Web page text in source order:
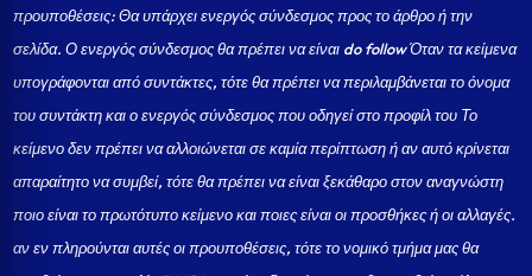
προυποθέσεις: Θα υπάρχει ενεργός σύνδεσμος προς το άρθρο ή την
σελίδα.Ο ενεργός σύνδεσμος θα πρέπει να είναι do follow Όταν τα κείμενα
υπογράφονται από συντάκτες, τότε θα πρέπει να περιλαμβάνεται το όνομα
του συντάκτη και ο ενεργός σύνδεσμος που οδηγεί στο προφίλ του Το
κείμενο δεν πρέπει να αλλοιώνεται σε καμία περίπτωση ή αν αυτό κρίνεται
απαραίτητο να συμβεί, τότε θα πρέπει να είναι ξεκάθαρο στον αναγνώστη
ποιο είναι το πρωτότυπο κείμενο και ποιες είναι οι προσθήκες ή οι αλλαγές.
αν εν πληρούνται αυτές οι προυποθέσεις, τότε το νομικό τμήμα μας θα